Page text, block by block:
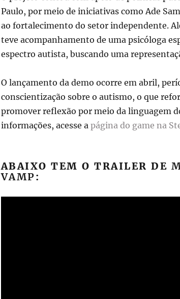
Paulo, por meio de iniciativas como Ade
ao fortalecimento do setor independente.
teve acompanhamento de uma psicóloga
espectro autista, buscando uma
O lançamento da demo ocorre em abril,
conscientização sobre o autismo, o que
promover reflexão por meio da linguagem
informações, acesse a página do game na
ABAIXO TEM O TRAILER DE
VAMP: